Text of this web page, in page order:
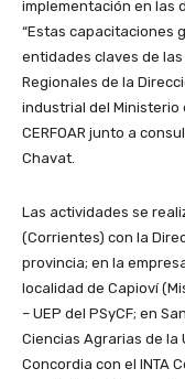
implementación en las
“Estas capacitaciones
entidades claves de
Regionales de la
industrial deI Ministerio
CERFOAR junto a
Chavat.
Las actividades se
(Corrientes) con la
provincia; en la
localidad de Capioví
– UEP del PSyCF; en
Ciencias Agrarias de la
Concordia con el INTA